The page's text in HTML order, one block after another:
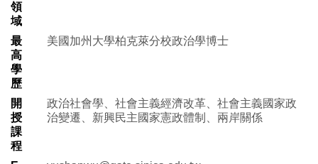
領
域
最
高
學
歷
美國加州大學柏克萊分校政治學博士
開
授
課
程
政治社會學、社會主義經濟改革、社會主義國家政
治變遷、新興民主國家憲政體制、兩岸關係